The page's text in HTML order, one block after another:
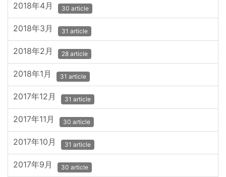
2018年4月 30 article
2018年3月 31 article
2018年2月 28 article
2018年1月 31 article
2017年12月 31 article
2017年11月 30 article
2017年10月 31 article
2017年9月 30 article